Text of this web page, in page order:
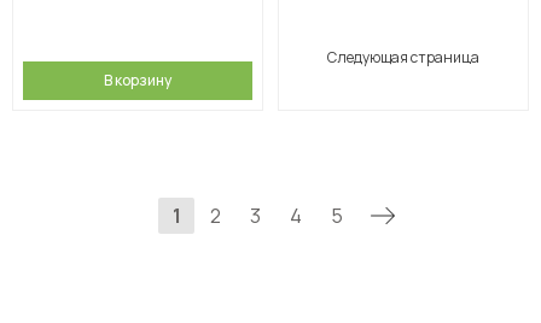
В корзину
Следующая страница
1 2 3 4 5